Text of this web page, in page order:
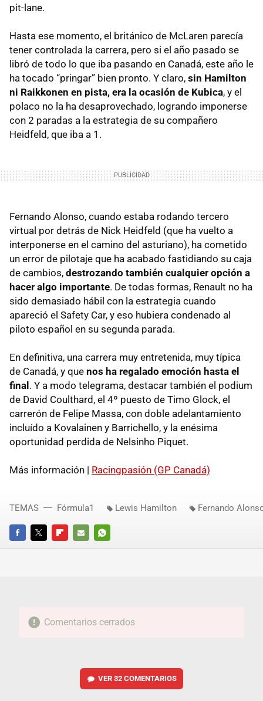
pit-lane.
Hasta ese momento, el británico de McLaren parecía
tener controlada la carrera, pero si el año pasado se
libró de todo lo que iba pasando en Canadá, este año le
ha tocado “pringar” bien pronto. Y claro, sin Hamilton
ni Raikkonen en pista, era la ocasión de Kubica, y el
polaco no la ha desaprovechado, logrando imponerse
con 2 paradas a la estrategia de su compañero
Heidfeld, que iba a 1.
Fernando Alonso, cuando estaba rodando tercero
virtual por detrás de Nick Heidfeld (que ha vuelto a
interponerse en el camino del asturiano), ha cometido
un error de pilotaje que ha acabado fastidiando su caja
de cambios, destrozando también cualquier opción a
hacer algo importante. De todas formas, Renault no ha
sido demasiado hábil con la estrategia cuando
apareció el Safety Car, y eso hubiera condenado al
piloto español en su segunda parada.
En definitiva, una carrera muy entretenida, muy típica
de Canadá, y que nos ha regalado emoción hasta el
final. Y a modo telegrama, destacar también el podium
de David Coulthard, el 4º puesto de Timo Glock, el
carrerón de Felipe Massa, con doble adelantamiento
incluído a Kovalainen y Barrichello, y la enésima
oportunidad perdida de Nelsinho Piquet.
Más información | Racingpasión (GP Canadá)
FACEBOOKTWITTERFLIPBOARD
E-
WHATSAPP
TEMAS Fórmula1 Lewis Hamilton Fernando
Comentarios cerrados
VER 32 COMENTARIOS